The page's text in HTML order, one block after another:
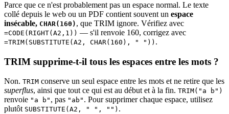
Parce que ce n'est probablement pas un espace normal. Le texte
collé depuis le web ou un PDF contient souvent un espace
insécable, CHAR(160) , que TRIM ignore. Vérifiez avec
=CODE(RIGHT(A2,1)) — s'il renvoie 160, corrigez avec
=TRIM(SUBSTITUTE(A2, CHAR(160), " ")) .
TRIM supprime-t-il tous les espaces entre les mots ?
Non. TRIM conserve un seul espace entre les mots et ne retire que les
superflus, ainsi que tout ce qui est au début et à la fin. TRIM("a b")
renvoie "a b" , pas "ab" . Pour supprimer chaque espace, utilisez
plutôt SUBSTITUTE(A2, " ", "") .